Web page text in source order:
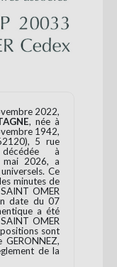
2022,
, née à
1942,
5 rue
décédée à
mai 2026, a
Ce
minutes de
OMER
date du 07
a été
OMER
sont
de la